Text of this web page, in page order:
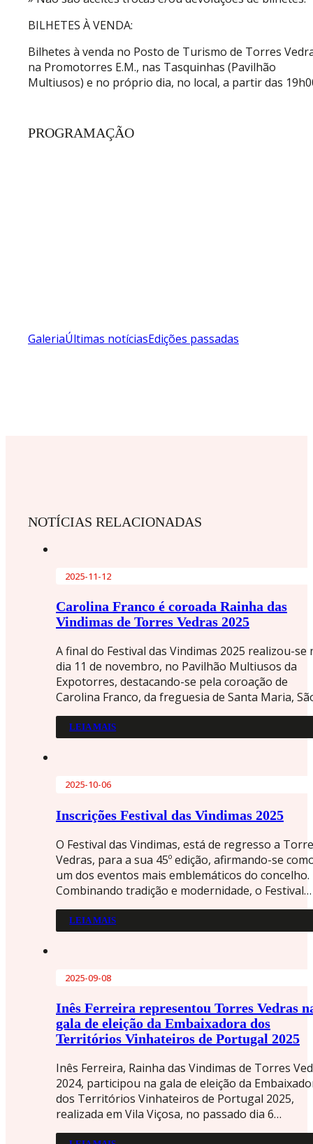
BILHETES À VENDA:
Bilhetes à venda no Posto de Turismo de Torres
na Promotorres E.M., nas Tasquinhas (Pavilhão
Multiusos) e no próprio dia, no local, a partir das
PROGRAMAÇÃO
GaleriaÚltimas notíciasEdições passadas
NOTÍCIAS RELACIONADAS
2025-11-12
Carolina Franco é coroada Rainha das
Vindimas de Torres Vedras 2025
A final do Festival das Vindimas 2025 realizou-se
dia 11 de novembro, no Pavilhão Multiusos da
Expotorres, destacando-se pela coroação de
Carolina Franco, da freguesia de Santa Maria,
LEIA MAIS
2025-10-06
Inscrições Festival das Vindimas 2025
O Festival das Vindimas, está de regresso a
Vedras, para a sua 45º edição, afirmando-se
um dos eventos mais emblemáticos do concelho.
Combinando tradição e modernidade, o Festival…
LEIA MAIS
2025-09-08
Inês Ferreira representou Torres Vedras
gala de eleição da Embaixadora dos
Territórios Vinhateiros de Portugal 2025
Inês Ferreira, Rainha das Vindimas de Torres
2024, participou na gala de eleição da
dos Territórios Vinhateiros de Portugal 2025,
realizada em Vila Viçosa, no passado dia 6…